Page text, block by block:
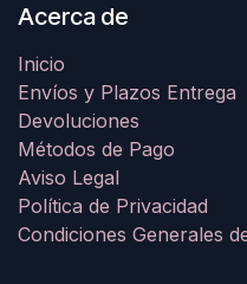
Acerca de
Inicio
Envíos y Plazos Entrega
Devoluciones
Métodos de Pago
Aviso Legal
Política de Privacidad
Condiciones Generales